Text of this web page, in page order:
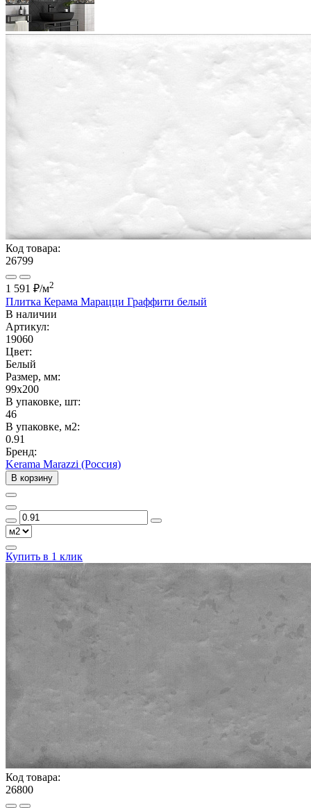
Код товара:
26799
1 591 ₽/м2
Плитка Керама Марацци Граффити белый
В наличии
Артикул:
19060
Цвет:
Белый
Размер, мм:
99x200
В упаковке, шт:
46
В упаковке, м2:
0.91
Бренд:
Kerama Marazzi (Россия)
В корзину
Купить в 1 клик
Код товара:
26800